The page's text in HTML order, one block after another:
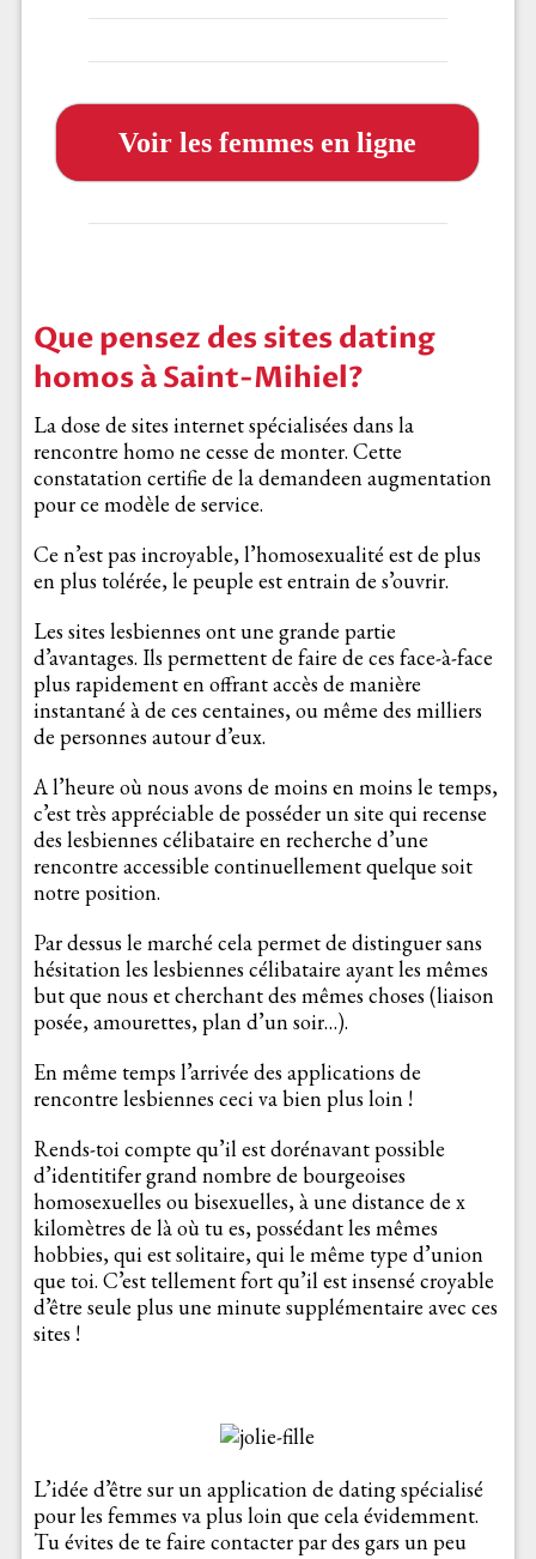
Voir les femmes en ligne
Que pensez des sites dating
homos à Saint-Mihiel?
La dose de sites internet spécialisées dans la
rencontre homo ne cesse de monter. Cette
constatation certifie de la demandeen augmentation
pour ce modèle de service.
Ce n’est pas incroyable, l’homosexualité est de plus
en plus tolérée, le peuple est entrain de s’ouvrir.
Les sites lesbiennes ont une grande partie
d’avantages. Ils permettent de faire de ces face-à-face
plus rapidement en offrant accès de manière
instantané à de ces centaines, ou même des milliers
de personnes autour d’eux.
A l’heure où nous avons de moins en moins le temps,
c’est très appréciable de posséder un site qui recense
des lesbiennes célibataire en recherche d’une
rencontre accessible continuellement quelque soit
notre position.
Par dessus le marché cela permet de distinguer sans
hésitation les lesbiennes célibataire ayant les mêmes
but que nous et cherchant des mêmes choses (liaison
posée, amourettes, plan d’un soir…).
En même temps l’arrivée des applications de
rencontre lesbiennes ceci va bien plus loin !
Rends-toi compte qu’il est dorénavant possible
d’identitifer grand nombre de bourgeoises
homosexuelles ou bisexuelles, à une distance de x
kilomètres de là où tu es, possédant les mêmes
hobbies, qui est solitaire, qui le même type d’union
que toi. C’est tellement fort qu’il est insensé croyable
d’être seule plus une minute supplémentaire avec ces
sites !
L’idée d’être sur un application de dating spécialisé
pour les femmes va plus loin que cela évidemment.
Tu évites de te faire contacter par des gars un peu